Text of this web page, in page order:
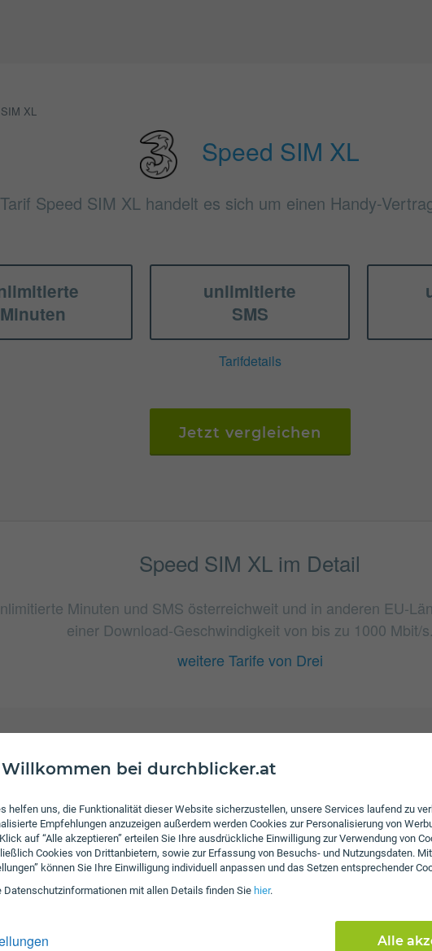
Willkommen bei durchblicker.at
helfen uns, die Funktionalität dieser Website sicherzustellen, unsere Services laufend zu
Empfehlungen anzuzeigen außerdem werden Cookies zur Personalisierung von
auf “Alle akzeptieren” erteilen Sie Ihre ausdrückliche Einwilligung zur Verwendung von
Cookies von Drittanbietern, sowie zur Erfassung von Besuchs- und Nutzungsdaten.
können Sie Ihre Einwilligung individuell anpassen und das Setzen entsprechender
Daten­schutz­informationen mit allen Details finden Sie hier.
Alle
XL
Speed SIM XL
Speed SIM XL handelt es sich um einen Handy-
Minuten
unlimitierte
SMS
Tarifdetails
Jetzt vergleichen
Speed SIM XL im Detail
Minuten und SMS österreichweit und in anderen EU-
einer Download-Geschwindigkeit von bis zu 1000 Mbit/s.
weitere Tarife von Drei
Nach Verbrauch der
von 35 ct/€ pro Minute
das inkludierte
zusätzliches
wieder mobilen Zugriff
beim Speed SIM XL
an. Die jährliche